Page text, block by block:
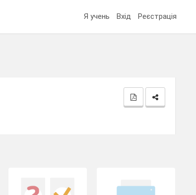
Я учень Вхід Реєстрація